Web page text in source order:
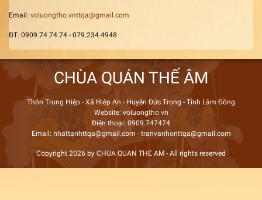
Email: voluongtho.vnttqa@gmail.com
ĐT: 0909.74.74.74 - 079.234.4948
CHÙA QUÁN THẾ ÂM
Thôn Trung Hiệp - Xã Hiệp An - Huyện Đức Trọng - Tỉnh Lâm Đồng
Website: voluongtho.vn
Điện thoại: 0909.747474
Email: nhattanhttqa@gmail.com - tranvanhonttqa@gmail.com
Copyright 2026 by CHUA QUAN THE AM - All rights reserved